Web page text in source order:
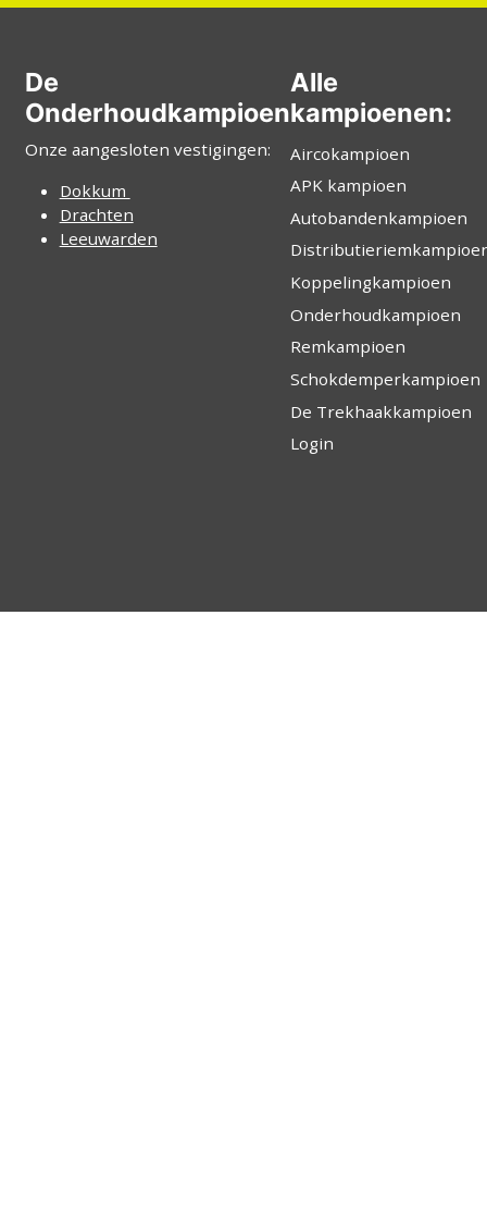
De
Onderhoudkampioen
Onze aangesloten vestigingen:
Dokkum
Drachten
Leeuwarden
Alle
kampioenen:
Aircokampioen
APK kampioen
Autobandenkampioen
Koppelingkampioen
Onderhoudkampioen
Remkampioen
Schokdemperkampioen
De Trekhaakkampioen
Login